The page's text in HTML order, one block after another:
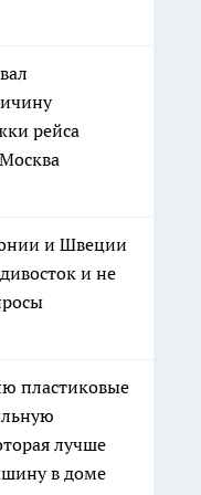
рейса
и Швеции
и не
пластиковые
лучше
в доме